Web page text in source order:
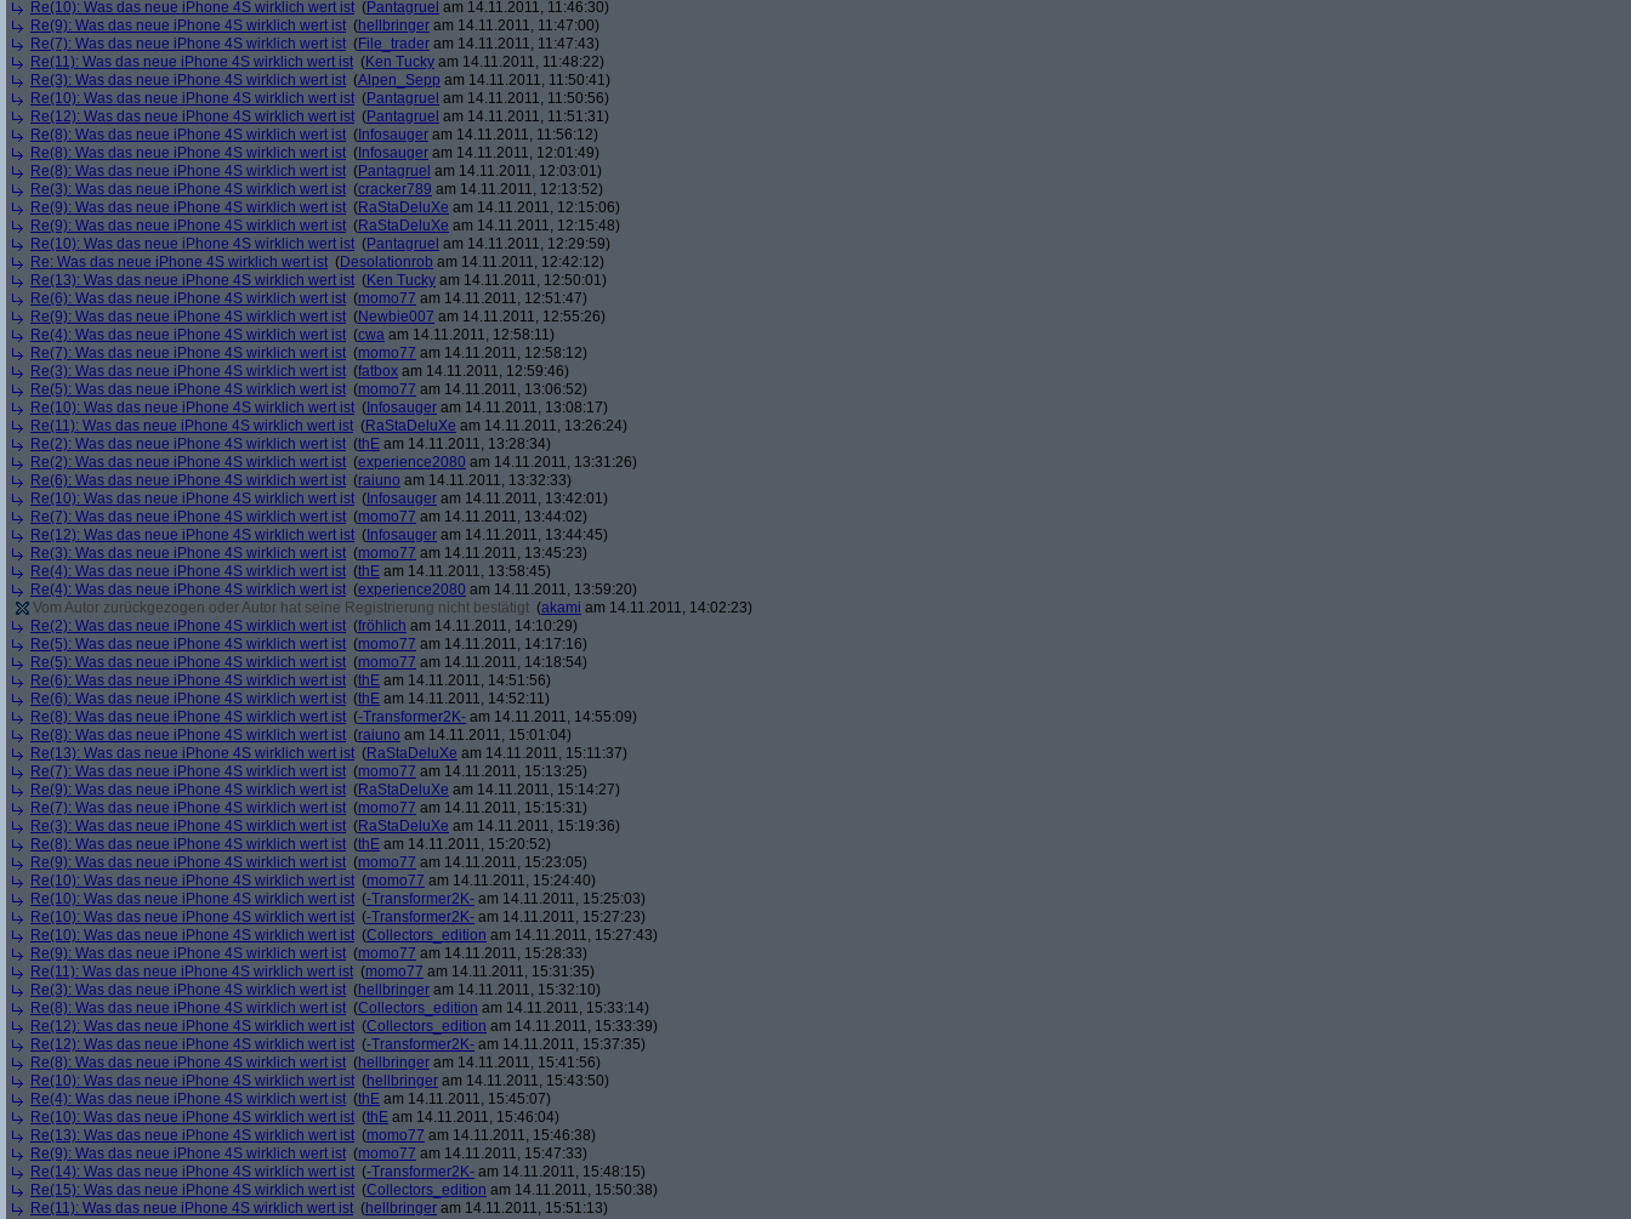
Re(10): Was das neue iPhone 4S wirklich wert ist (Pantagruel am 14.11.2011, 11:46:30)
Re(9): Was das neue iPhone 4S wirklich wert ist (hellbringer am 14.11.2011, 11:47:00)
Re(7): Was das neue iPhone 4S wirklich wert ist (File_trader am 14.11.2011, 11:47:43)
Re(11): Was das neue iPhone 4S wirklich wert ist (Ken Tucky am 14.11.2011, 11:48:22)
Re(3): Was das neue iPhone 4S wirklich wert ist (Alpen_Sepp am 14.11.2011, 11:50:41)
Re(10): Was das neue iPhone 4S wirklich wert ist (Pantagruel am 14.11.2011, 11:50:56)
Re(12): Was das neue iPhone 4S wirklich wert ist (Pantagruel am 14.11.2011, 11:51:31)
Re(8): Was das neue iPhone 4S wirklich wert ist ( Infosauger am 14.11.2011, 11:56:12)
Re(8): Was das neue iPhone 4S wirklich wert ist ( Infosauger am 14.11.2011, 12:01:49)
Re(8): Was das neue iPhone 4S wirklich wert ist (Pantagruel am 14.11.2011, 12:03:01)
Re(3): Was das neue iPhone 4S wirklich wert ist (cracker789 am 14.11.2011, 12:13:52)
Re(9): Was das neue iPhone 4S wirklich wert ist (RaStaDeluXe am 14.11.2011, 12:15:06)
Re(9): Was das neue iPhone 4S wirklich wert ist (RaStaDeluXe am 14.11.2011, 12:15:48)
Re(10): Was das neue iPhone 4S wirklich wert ist (Pantagruel am 14.11.2011, 12:29:59)
Re: Was das neue iPhone 4S wirklich wert ist (Desolationrob am 14.11.2011, 12:42:12)
Re(13): Was das neue iPhone 4S wirklich wert ist (Ken Tucky am 14.11.2011, 12:50:01)
Re(6): Was das neue iPhone 4S wirklich wert ist (momo77 am 14.11.2011, 12:51:47)
Re(9): Was das neue iPhone 4S wirklich wert ist (Newbie007 am 14.11.2011, 12:55:26)
Re(4): Was das neue iPhone 4S wirklich wert ist (cwa am 14.11.2011, 12:58:11)
Re(7): Was das neue iPhone 4S wirklich wert ist (momo77 am 14.11.2011, 12:58:12)
Re(3): Was das neue iPhone 4S wirklich wert ist (fatbox am 14.11.2011, 12:59:46)
Re(5): Was das neue iPhone 4S wirklich wert ist (momo77 am 14.11.2011, 13:06:52)
Re(10): Was das neue iPhone 4S wirklich wert ist ( Infosauger am 14.11.2011, 13:08:17)
Re(11): Was das neue iPhone 4S wirklich wert ist (RaStaDeluXe am 14.11.2011, 13:26:24)
Re(2): Was das neue iPhone 4S wirklich wert ist (thE am 14.11.2011, 13:28:34)
Re(2): Was das neue iPhone 4S wirklich wert ist (experience2080 am 14.11.2011, 13:31:26)
Re(6): Was das neue iPhone 4S wirklich wert ist (raiuno am 14.11.2011, 13:32:33)
Re(10): Was das neue iPhone 4S wirklich wert ist ( Infosauger am 14.11.2011, 13:42:01)
Re(7): Was das neue iPhone 4S wirklich wert ist (momo77 am 14.11.2011, 13:44:02)
Re(12): Was das neue iPhone 4S wirklich wert ist ( Infosauger am 14.11.2011, 13:44:45)
Re(3): Was das neue iPhone 4S wirklich wert ist (momo77 am 14.11.2011, 13:45:23)
Re(4): Was das neue iPhone 4S wirklich wert ist (thE am 14.11.2011, 13:58:45)
Re(4): Was das neue iPhone 4S wirklich wert ist (experience2080 am 14.11.2011, 13:59:20)
Vom Autor zurückgezogen oder Autor hat seine Registrierung nicht bestätigt (akami am 14.11.2011, 14:02:23)
Re(2): Was das neue iPhone 4S wirklich wert ist (fröhlich am 14.11.2011, 14:10:29)
Re(5): Was das neue iPhone 4S wirklich wert ist (momo77 am 14.11.2011, 14:17:16)
Re(5): Was das neue iPhone 4S wirklich wert ist (momo77 am 14.11.2011, 14:18:54)
Re(6): Was das neue iPhone 4S wirklich wert ist (thE am 14.11.2011, 14:51:56)
Re(6): Was das neue iPhone 4S wirklich wert ist (thE am 14.11.2011, 14:52:11)
Re(8): Was das neue iPhone 4S wirklich wert ist (-Transformer2K- am 14.11.2011, 14:55:09)
Re(8): Was das neue iPhone 4S wirklich wert ist (raiuno am 14.11.2011, 15:01:04)
Re(13): Was das neue iPhone 4S wirklich wert ist (RaStaDeluXe am 14.11.2011, 15:11:37)
Re(7): Was das neue iPhone 4S wirklich wert ist (momo77 am 14.11.2011, 15:13:25)
Re(9): Was das neue iPhone 4S wirklich wert ist (RaStaDeluXe am 14.11.2011, 15:14:27)
Re(7): Was das neue iPhone 4S wirklich wert ist (momo77 am 14.11.2011, 15:15:31)
Re(3): Was das neue iPhone 4S wirklich wert ist (RaStaDeluXe am 14.11.2011, 15:19:36)
Re(8): Was das neue iPhone 4S wirklich wert ist (thE am 14.11.2011, 15:20:52)
Re(9): Was das neue iPhone 4S wirklich wert ist (momo77 am 14.11.2011, 15:23:05)
Re(10): Was das neue iPhone 4S wirklich wert ist (momo77 am 14.11.2011, 15:24:40)
Re(10): Was das neue iPhone 4S wirklich wert ist (-Transformer2K- am 14.11.2011, 15:25:03)
Re(10): Was das neue iPhone 4S wirklich wert ist (-Transformer2K- am 14.11.2011, 15:27:23)
Re(10): Was das neue iPhone 4S wirklich wert ist (Collectors_edition am 14.11.2011, 15:27:43)
Re(9): Was das neue iPhone 4S wirklich wert ist (momo77 am 14.11.2011, 15:28:33)
Re(11): Was das neue iPhone 4S wirklich wert ist (momo77 am 14.11.2011, 15:31:35)
Re(3): Was das neue iPhone 4S wirklich wert ist (hellbringer am 14.11.2011, 15:32:10)
Re(8): Was das neue iPhone 4S wirklich wert ist (Collectors_edition am 14.11.2011, 15:33:14)
Re(12): Was das neue iPhone 4S wirklich wert ist (Collectors_edition am 14.11.2011, 15:33:39)
Re(12): Was das neue iPhone 4S wirklich wert ist (-Transformer2K- am 14.11.2011, 15:37:35)
Re(8): Was das neue iPhone 4S wirklich wert ist (hellbringer am 14.11.2011, 15:41:56)
Re(10): Was das neue iPhone 4S wirklich wert ist (hellbringer am 14.11.2011, 15:43:50)
Re(4): Was das neue iPhone 4S wirklich wert ist (thE am 14.11.2011, 15:45:07)
Re(10): Was das neue iPhone 4S wirklich wert ist (thE am 14.11.2011, 15:46:04)
Re(13): Was das neue iPhone 4S wirklich wert ist (momo77 am 14.11.2011, 15:46:38)
Re(9): Was das neue iPhone 4S wirklich wert ist (momo77 am 14.11.2011, 15:47:33)
Re(14): Was das neue iPhone 4S wirklich wert ist (-Transformer2K- am 14.11.2011, 15:48:15)
Re(15): Was das neue iPhone 4S wirklich wert ist (Collectors_edition am 14.11.2011, 15:50:38)
Re(11): Was das neue iPhone 4S wirklich wert ist (hellbringer am 14.11.2011, 15:51:13)